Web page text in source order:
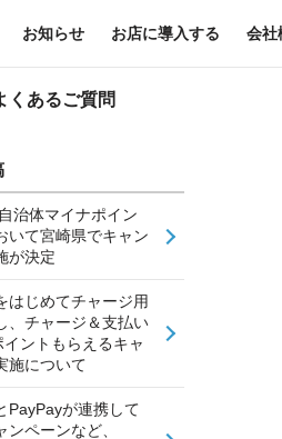
くあるご質問
お知らせ お店に導入する 会社
治体マイナポイン
いて宮崎県でキャン
が決定
はじめてチャージ用
、チャージ＆支払い
ントもらえるキャ
施について
PayPayが連携して
ンペーンなど、